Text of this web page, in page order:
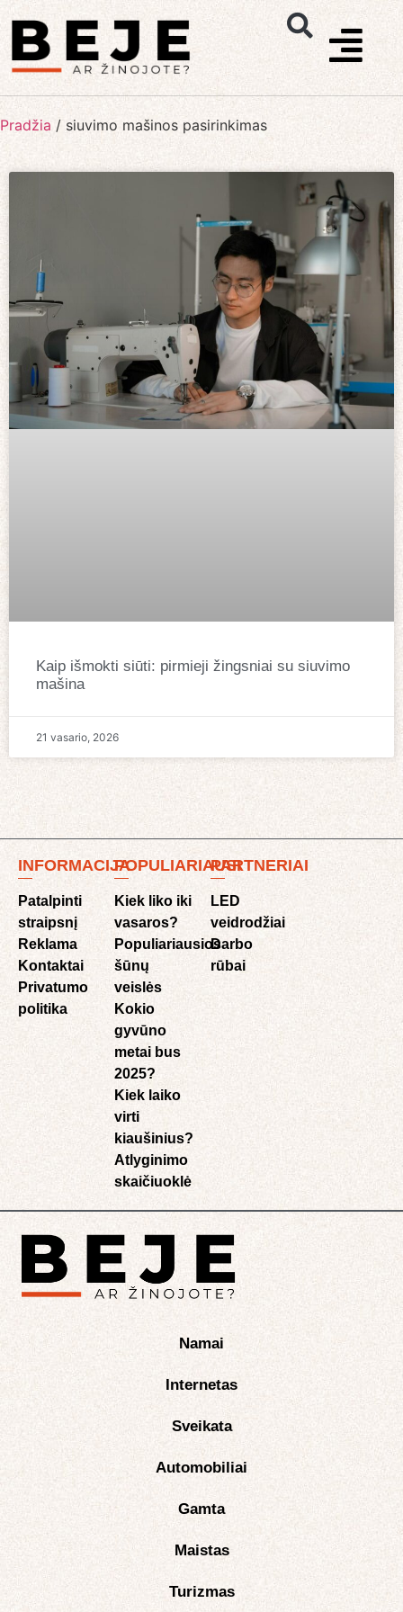
Pradžia / siuvimo mašinos pasirinkimas
Kaip išmokti siūti: pirmieji žingsniai su siuvimo
mašina
21 vasario, 2026
INFORMACIJA
Patalpinti
straipsnį
Reklama
Kontaktai
Privatumo
politika
POPULIARIAUSI
Kiek liko iki
vasaros?
Populiariausios
šūnų
veislės
Kokio
gyvūno
metai bus
2025?
Kiek laiko
virti
kiaušinius?
Atlyginimo
skaičiuoklė​
PARTNERIAI
LED
veidrodžiai
Darbo
rūbai
Namai
Internetas
Sveikata
Automobiliai
Gamta
Maistas
Turizmas